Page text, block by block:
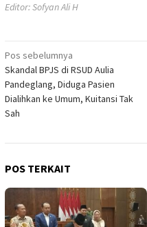
Editor: Sofyan Ali H
Navigasi
pos
Pos sebelumnya
Skandal BPJS di RSUD Aulia
Pandeglang, Diduga Pasien
Dialihkan ke Umum, Kuitansi Tak
Sah
POS TERKAIT